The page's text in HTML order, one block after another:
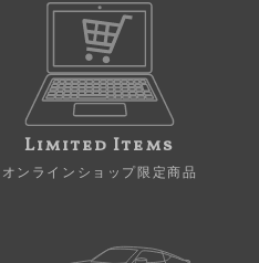
Limited Items
オンラインショップ限定商品